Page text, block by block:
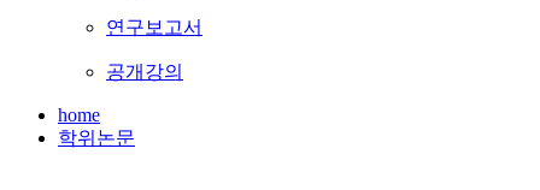
연구보고서
공개강의
home
학위논문